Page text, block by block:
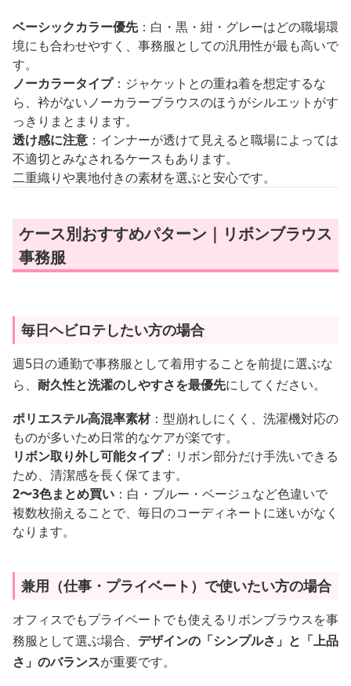
ベーシックカラー優先：白・黒・紺・グレーはどの職場環
境にも合わせやすく、事務服としての汎用性が最も高いで
す。
ノーカラータイプ：ジャケットとの重ね着を想定するな
ら、衿がないノーカラーブラウスのほうがシルエットがす
っきりまとまります。
透け感に注意 ：インナーが透けて見えると職場によっては
不適切とみなされるケースもあります。
二重織りや裏地付きの素材を選ぶと安心です。
ケース別おすすめパターン｜リボンブラウス
事務服
毎日ヘビロテしたい方の場合
週5日の通勤で事務服として着用することを前提に選ぶな
ら、 耐久性と洗濯のしやすさを最優先にしてください。
ポリエステル高混率素材：型崩れしにくく、洗濯機対応の
ものが多いため日常的なケアが楽です。
リボン取り外し可能タイプ：リボン部分だけ手洗いできる
ため、清潔感を長く保てます。
2〜3色まとめ買い ：白・ブルー・ベージュなど色違いで
複数枚揃えることで、毎日のコーディネートに迷いがなく
なります。
兼用（仕事・プライベート）で使いたい方の場合
オフィスでもプライベートでも使えるリボンブラウスを事
務服として選ぶ場合、 デザインの「シンプルさ」と「上品
さ」のバランスが重要です。